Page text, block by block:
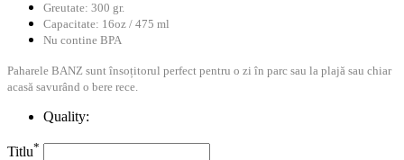
Greutate: 300 gr.
Capacitate: 16oz / 475 ml
Nu contine BPA
Paharele BANZ sunt însoțitorul perfect pentru o zi în parc sau la plajă sau chiar
acasă savurând o bere rece.
Quality:
Titlu*